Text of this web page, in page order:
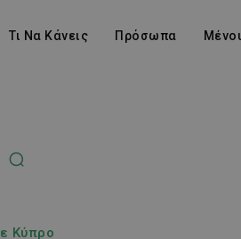
Τι Να Κάνεις Πρόσωπα
Κύπρο